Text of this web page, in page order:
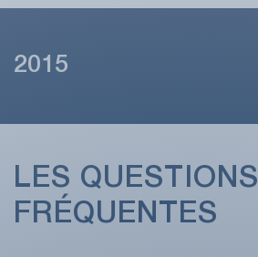
2015
LES QUESTIONS
FRÉQUENTES